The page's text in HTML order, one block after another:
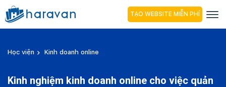
TẠO WEBSITE MIỄN PHÍ
Học viện Kinh doanh online
Kinh nghiệm kinh doanh online cho việc quản